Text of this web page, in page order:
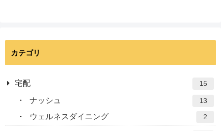
カテゴリ
宅配 15
ナッシュ 13
ウェルネスダイニング 2